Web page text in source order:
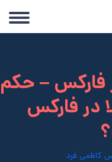
فارکس – حکم
در فارکس
کاظمی فرد